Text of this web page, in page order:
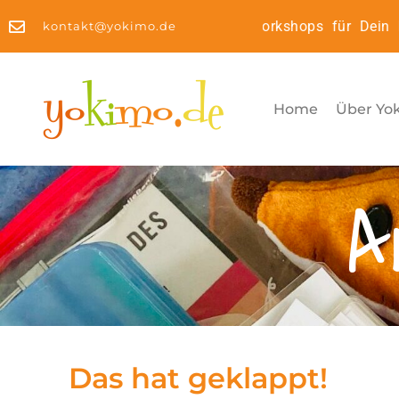
kontakt@yokimo.de
Kinderyoga2Go: Online Workshops für Dein
Home Über
Das hat geklappt!